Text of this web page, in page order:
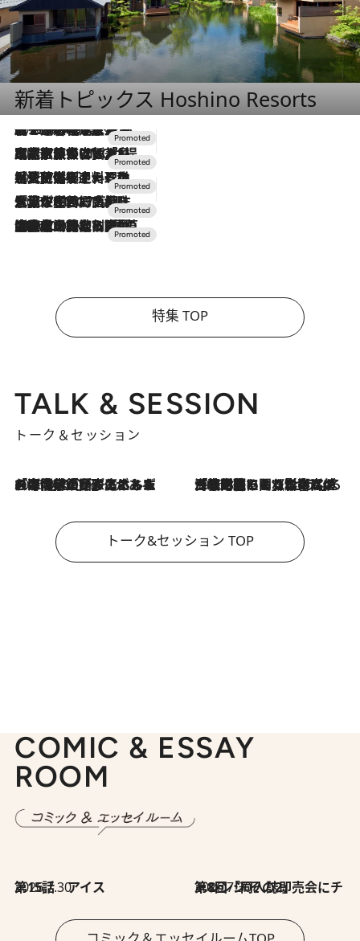
新着トピックス Hoshino Resorts
2026.8.7
【トンボの足水浴】ヒノキの香りに包まれて涼感マックス！約13℃の湧水かけ流しを避暑地「星野温泉 トンボの湯」で体験
2026.7.31
【ホテル帰省】という選択肢をOMOが提案。家族とほどよい距離を保つには「昼は実家、夜は気兼ねなくホテルで！」
2026.7.24
【夏限定ディナーコース】旬を迎える稚鮎や花ズッキーニなどをイタリア・トスカーナの郷土料理の手法で満喫！
2026.7.17
「土佐和ハーブかき氷」がOMO7高知に登場！生姜、山椒、大葉など目にも舌にも涼を呼ぶ郷土の味
2026.7.10
NEW OPEN！【界 草津】名湯の地に誕生。趣の異なる2種の温泉と上州ならではの会席・蕎麦割烹など美食を味わう究極の癒やし旅
特集 TOP
TALK & SESSION
トーク＆セッション
2026.8.3
「今後値上げがあるとすれば…」「リスクがあるのは今年の冬」エネルギー専門家が語る、ホルムズ海峡封鎖が家庭にもたらす“ある心配” 2026.8.3
「住宅建てられない…」「サーチャージ料の高値が続いている」ホルムズ海峡封鎖による影響はいつまで続く？《エネルギー専門家に聞く“どうなる日本の暮らし”》
トーク&セッション TOP
COMIC & ESSAY
ROOM
2026.7.30
第15話 アイス 2026.7.30
第8回「同人誌即売会にチャレンジ その2」